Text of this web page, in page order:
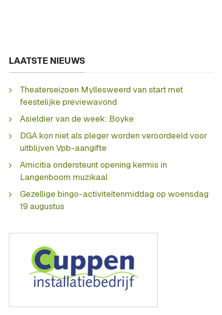
LAATSTE NIEUWS
Theaterseizoen Myllesweerd van start met
feestelijke previewavond
Asieldier van de week: Boyke
DGA kon niet als pleger worden veroordeeld voor
uitblijven Vpb-aangifte
Amicitia ondersteunt opening kermis in
Langenboom muzikaal
Gezellige bingo-activiteitenmiddag op woensdag
19 augustus